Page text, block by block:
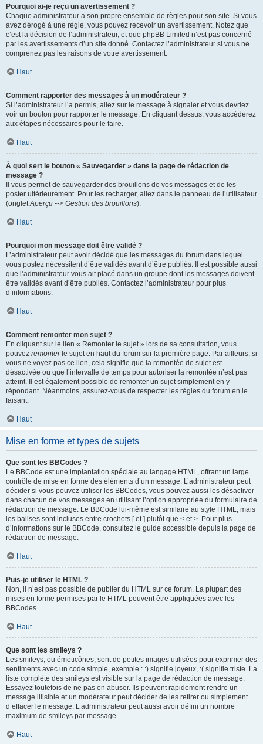
Pourquoi ai-je reçu un avertissement ?
Chaque administrateur a son propre ensemble de règles pour son site. Si vous
avez dérogé à une règle, vous pouvez recevoir un avertissement. Notez que
c’est la décision de l’administrateur, et que phpBB Limited n’est pas concerné
par les avertissements d’un site donné. Contactez l’administrateur si vous ne
comprenez pas les raisons de votre avertissement.
Haut
Comment rapporter des messages à un modérateur ?
Si l’administrateur l’a permis, allez sur le message à signaler et vous devriez
voir un bouton pour rapporter le message. En cliquant dessus, vous accéderez
aux étapes nécessaires pour le faire.
Haut
À quoi sert le bouton « Sauvegarder » dans la page de rédaction de
message ?
Il vous permet de sauvegarder des brouillons de vos messages et de les
poster ultérieurement. Pour les recharger, allez dans le panneau de l’utilisateur
(ongletAperçu --> Gestion des brouillons).
Haut
Pourquoi mon message doit être validé ?
L’administrateur peut avoir décidé que les messages du forum dans lequel
vous postez nécessitent d’être validés avant d’être publiés. Il est possible aussi
que l’administrateur vous ait placé dans un groupe dont les messages doivent
être validés avant d’être publiés. Contactez l’administrateur pour plus
d’informations.
Haut
Comment remonter mon sujet ?
En cliquant sur le lien « Remonter le sujet » lors de sa consultation, vous
pouvez remonterle sujet en haut du forum sur la première page. Par ailleurs, si
vous ne voyez pas ce lien, cela signifie que la remontée de sujet est
désactivée ou que l’intervalle de temps pour autoriser la remontée n’est pas
atteint. Il est également possible de remonter un sujet simplement en y
répondant. Néanmoins, assurez-vous de respecter les règles du forum en le
faisant.
Haut
Mise en forme et types de sujets
Que sont les BBCodes ?
Le BBCode est une implantation spéciale au langage HTML, offrant un large
contrôle de mise en forme des éléments d’un message. L’administrateur peut
décider si vous pouvez utiliser les BBCodes, vous pouvez aussi les désactiver
dans chacun de vos messages en utilisant l’option appropriée du formulaire de
rédaction de message. Le BBCode lui-même est similaire au style HTML, mais
les balises sont incluses entre crochets [ et ] plutôt que < et >. Pour plus
d’informations sur le BBCode, consultez le guide accessible depuis la page de
rédaction de message.
Haut
Puis-je utiliser le HTML ?
Non, il n’est pas possible de publier du HTML sur ce forum. La plupart des
mises en forme permises par le HTML peuvent être appliquées avec les
BBCodes.
Haut
Que sont les smileys ?
Les smileys, ou émoticônes, sont de petites images utilisées pour exprimer des
sentiments avec un code simple, exemple : :) signifie joyeux, :( signifie triste. La
liste complète des smileys est visible sur la page de rédaction de message.
Essayez toutefois de ne pas en abuser. Ils peuvent rapidement rendre un
message illisible et un modérateur peut décider de les retirer ou simplement
d’effacer le message. L’administrateur peut aussi avoir défini un nombre
maximum de smileys par message.
Haut